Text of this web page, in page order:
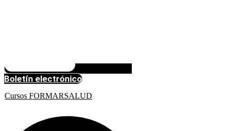
Boletín electrónico
Cursos FORMARSALUD